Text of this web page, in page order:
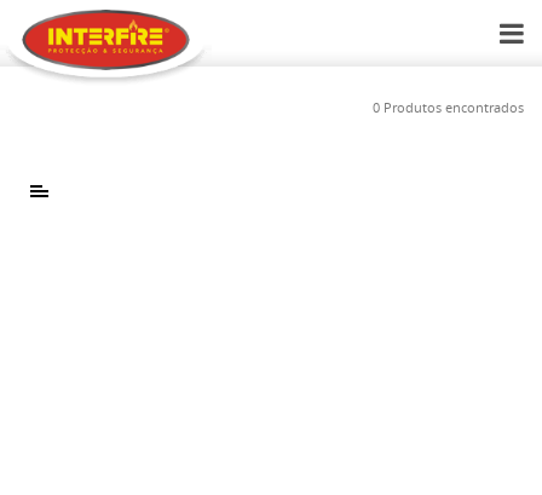
0 Produtos encontrados